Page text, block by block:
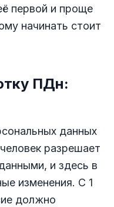
первой и проще
начинать стоит
ПДн:
данных
разрешает
и здесь в
изменения. С 1
должно